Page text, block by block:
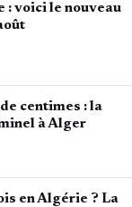
: voici le nouveau
centimes : la
à Alger
en Algérie ? La